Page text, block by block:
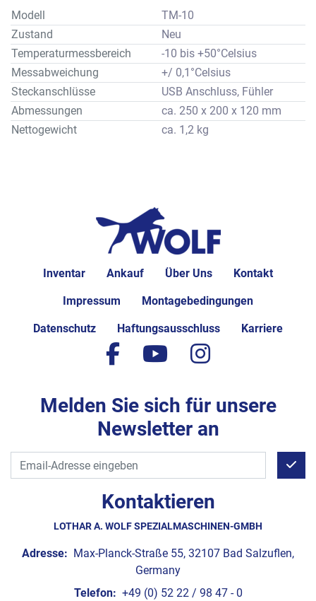
Modell
TM-10
Zustand
Neu
Temperaturmessbereich
-10 bis +50°Celsius
Messabweichung
+/ 0,1°Celsius
Steckanschlüsse
USB Anschluss, Fühler
Abmessungen
ca. 250 x 200 x 120 mm
Nettogewicht
ca. 1,2 kg
Inventar Ankauf Über Uns Kontakt
Impressum Montagebedingungen
Datenschutz Haftungsausschluss Karriere
Kontaktieren
LOTHAR A. WOLF SPEZIALMASCHINEN-GMBH
Adresse: Max-Planck-Straße 55, 32107 Bad Salzuflen,
Germany
Telefon: +49 (0) 52 22 / 98 47 - 0
facebook
youtubeinstagram
Melden Sie sich für unsere
Newsletter an